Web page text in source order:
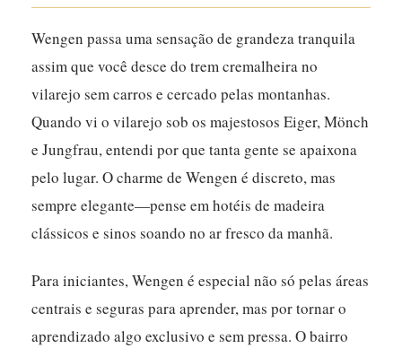
Wengen passa uma sensação de grandeza tranquila
assim que você desce do trem cremalheira no
vilarejo sem carros e cercado pelas montanhas.
Quando vi o vilarejo sob os majestosos Eiger, Mönch
e Jungfrau, entendi por que tanta gente se apaixona
pelo lugar.O charme de Wengen é discreto, mas
sempre elegante—pense em hotéis de madeira
clássicos e sinos soando no ar fresco da manhã.
Para iniciantes, Wengen é especial não só pelas áreas
centrais e seguras para aprender, mas por tornar o
aprendizado algo exclusivo e sem pressa. O bairro